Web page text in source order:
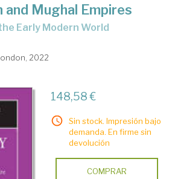
and Mughal Empires
Early Modern World
2022
148,58 €
Sin stock. Impresión bajo
demanda. En firme sin
devolución
COMPRAR